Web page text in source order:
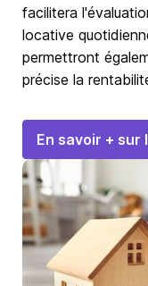
facilitera
locative
permettront
précise la
En savoir + sur